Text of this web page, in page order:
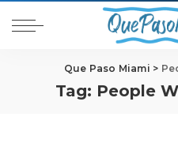
Que Paso Miami >
Tag: People